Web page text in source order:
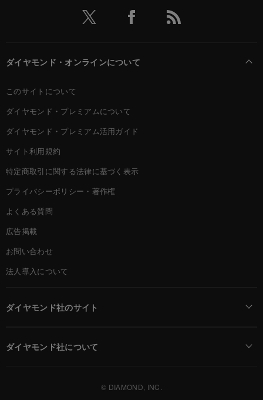
ダイヤモンド・オンラインについて
このサイトについて
ダイヤモンド・プレミアムについて
ダイヤモンド・プレミアム活用ガイド
サイト利用規約
特定商取引に関する法律に基づく表示
プライバシーポリシー・著作権
よくある質問
広告掲載
お問い合わせ
法人導入について
ダイヤモンド社のサイト
ダイヤモンド社について
© DIAMOND, INC.